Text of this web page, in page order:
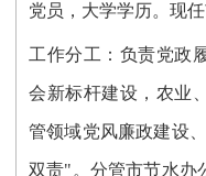
党 员，大学学历。现任
工作分工： 负责党政
会新标杆建设， 农业
管领域党风廉政建设
双责"。分管市节水办